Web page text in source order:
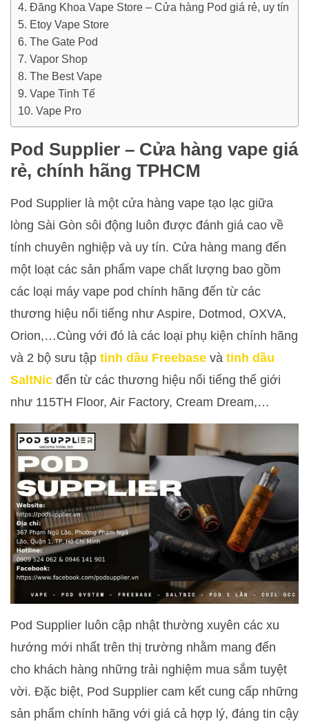
Đăng Khoa Vape Store – Cửa hàng Pod giá rẻ, uy tín
Etoy Vape Store
The Gate Pod
Vapor Shop
The Best Vape
Vape Tinh Tế
Vape Pro
Pod Supplier – Cửa hàng vape giá
rẻ, chính hãng TPHCM
Pod Supplier là một cửa hàng vape tạo lạc giữa
lòng Sài Gòn sôi động luôn được đánh giá cao về
tính chuyên nghiệp và uy tín. Cửa hàng mang đến
một loạt các sản phẩm vape chất lượng bao gồm
các loại máy vape pod chính hãng đến từ các
thương hiệu nổi tiếng như Aspire, Dotmod, OXVA,
Orion,…Cùng với đó là các loại phụ kiện chính hãng
và 2 bộ sưu tập tinh dầu Freebase và tinh dầu
SaltNic đến từ các thương hiệu nổi tiếng thế giới
như 115TH Floor, Air Factory, Cream Dream,…
Pod Supplier luôn cập nhật thường xuyên các xu
hướng mới nhất trên thị trường nhằm mang đến
cho khách hàng những trải nghiệm mua sắm tuyệt
vời. Đặc biệt, Pod Supplier cam kết cung cấp những
sản phẩm chính hãng với giá cả hợp lý, đáng tin cậy